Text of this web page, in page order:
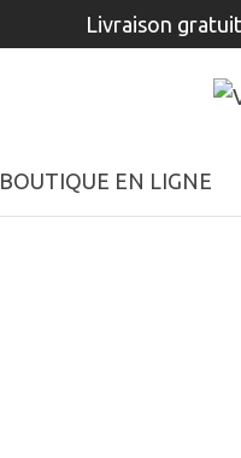
Livraison
BOUTIQUE EN LIGNE